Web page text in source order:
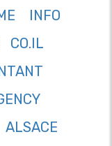
INFO
CO.IL
ALSACE